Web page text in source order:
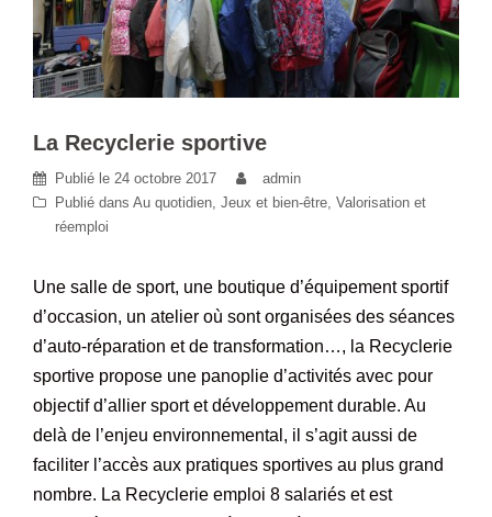
La Recyclerie sportive
Publié le 24 octobre 2017
admin
Publié dans Au quotidien Jeux et bien-être Valorisation et
réemploi
Une salle de sport, une boutique d’équipement sportif
d’occasion, un atelier où sont organisées des séances
d’auto-réparation et de transformation…, la Recyclerie
sportive propose une panoplie d’activités avec pour
objectif d’allier sport et développement durable. Au
delà de l’enjeu environnemental, il s’agit aussi de
faciliter l’accès aux pratiques sportives au plus grand
nombre. La Recyclerie emploi 8 salariés et est